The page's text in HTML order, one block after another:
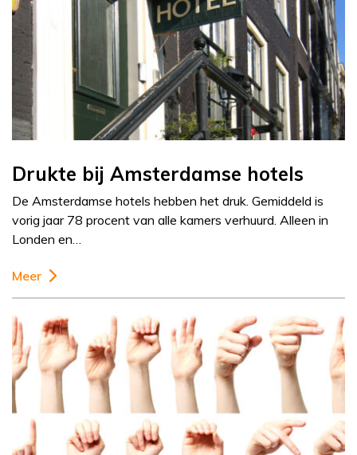
Drukte bij Amsterdamse hotels
De Amsterdamse hotels hebben het druk. Gemiddeld is
vorig jaar 78 procent van alle kamers verhuurd. Alleen in
Londen en…
Meer